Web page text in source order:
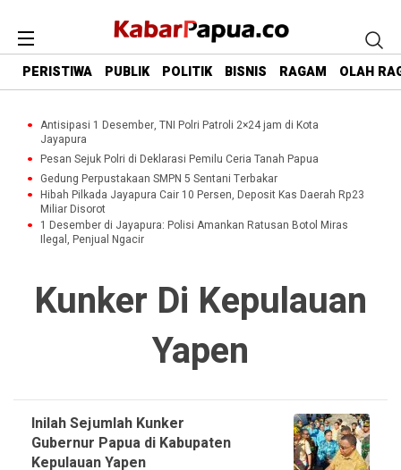
PERISTIWA PUBLIK POLITIK BISNIS RAGAM OLAH
Antisipasi 1 Desember, TNI Polri Patroli 2×24 jam di Kota
Jayapura
Pesan Sejuk Polri di Deklarasi Pemilu Ceria Tanah Papua
Gedung Perpustakaan SMPN 5 Sentani Terbakar
Hibah Pilkada Jayapura Cair 10 Persen, Deposit Kas Daerah Rp23
Miliar Disorot
1 Desember di Jayapura: Polisi Amankan Ratusan Botol Miras
Ilegal, Penjual Ngacir
Kunker Di Kepulauan
Yapen
Inilah Sejumlah Kunker
Gubernur Papua di Kabupaten
Kepulauan Yapen